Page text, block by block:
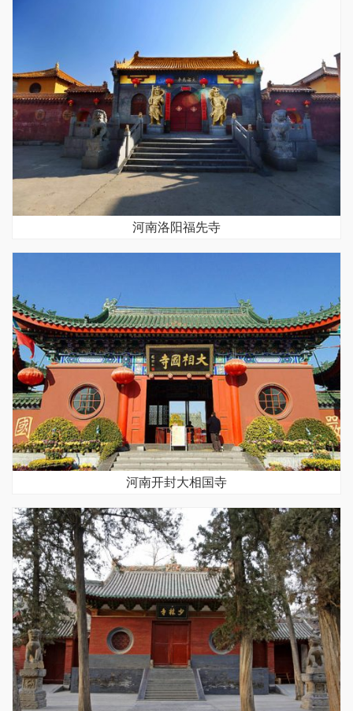
河南洛阳福先寺
河南开封大相国寺